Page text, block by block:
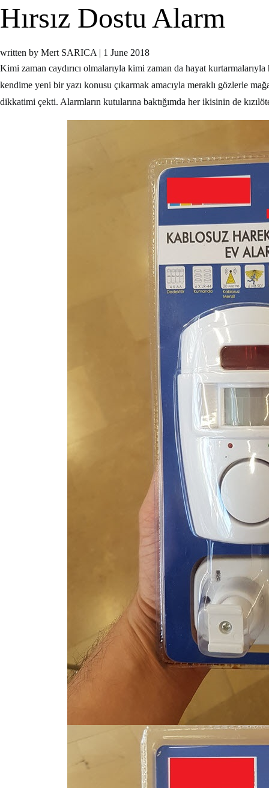
Hırsız Dostu Alarm
written by Mert SARICA | 1 June 2018
Kimi zaman caydırıcı olmalarıyla kimi zaman da hayat
kendime yeni bir yazı konusu çıkarmak amacıyla meraklı gözlerle
dikkatimi çekti. Alarmların kutularına baktığımda her ikisinin de